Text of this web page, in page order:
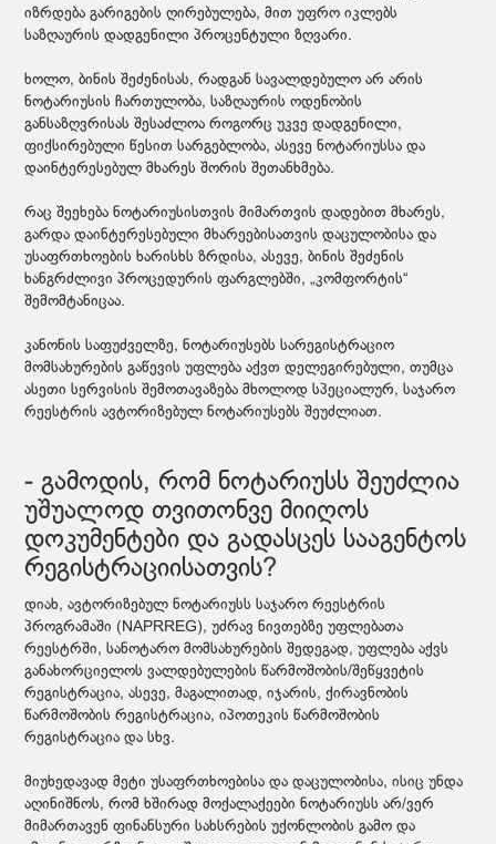
იზრდება გარიგების ღირებულება, მით უფრო იკლებს
საზღაურის დადგენილი პროცენტული ზღვარი.
ხოლო, ბინის შეძენისას, რადგან სავალდებულო არ არის
ნოტარიუსის ჩართულობა, საზღაურის ოდენობის
განსაზღვრისას შესაძლოა როგორც უკვე დადგენილი,
ფიქსირებული წესით სარგებლობა, ასევე ნოტარიუსსა და
დაინტერესებულ მხარეს შორის შეთანხმება.
რაც შეეხება ნოტარიუსისთვის მიმართვის დადებით მხარეს,
გარდა დაინტერესებული მხარეებისათვის დაცულობისა და
უსაფრთხოების ხარისხს ზრდისა, ასევე, ბინის შეძენის
ხანგრძლივი პროცედურის ფარგლებში, „კომფორტის“
შემომტანიცაა.
კანონის საფუძველზე, ნოტარიუსებს სარეგისტრაციო
მომსახურების გაწევის უფლება აქვთ დელეგირებული, თუმცა
ასეთი სერვისის შემოთავაზება მხოლოდ სპეციალურ, საჯარო
რეესტრის ავტორიზებულ ნოტარიუსებს შეუძლიათ.
- გამოდის, რომ ნოტარიუსს შეუძლია
უშუალოდ თვითონვე მიიღოს
დოკუმენტები და გადასცეს სააგენტოს
რეგისტრაციისათვის?
დიახ, ავტორიზებულ ნოტარიუსს საჯარო რეესტრის
პროგრამაში (NAPRREG), უძრავ ნივთებზე უფლებათა
რეესტრში, სანოტარო მომსახურების შედეგად, უფლება აქვს
განახორციელოს ვალდებულების წარმოშობის/შეწყვეტის
რეგისტრაცია, ასევე, მაგალითად, იჯარის, ქირავნობის
წარმოშობის რეგისტრაცია, იპოთეკის წარმოშობის
რეგისტრაცია და სხვ.
მიუხედავად მეტი უსაფრთხოებისა და დაცულობისა, ისიც უნდა
აღინიშნოს, რომ ხშირად მოქალაქეები ნოტარიუსს არ/ვერ
მიმართავენ ფინანსური სახსრების უქონლობის გამო და